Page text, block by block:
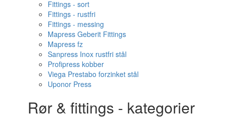
Fittings - sort
Fittings - rustfri
Fittings - messing
Mapress Geberit Fittings
Mapress fz
Sanpress Inox rustfri stål
Profipress kobber
Viega Prestabo forzinket stål
Uponor Press
Rør & fittings - kategorier